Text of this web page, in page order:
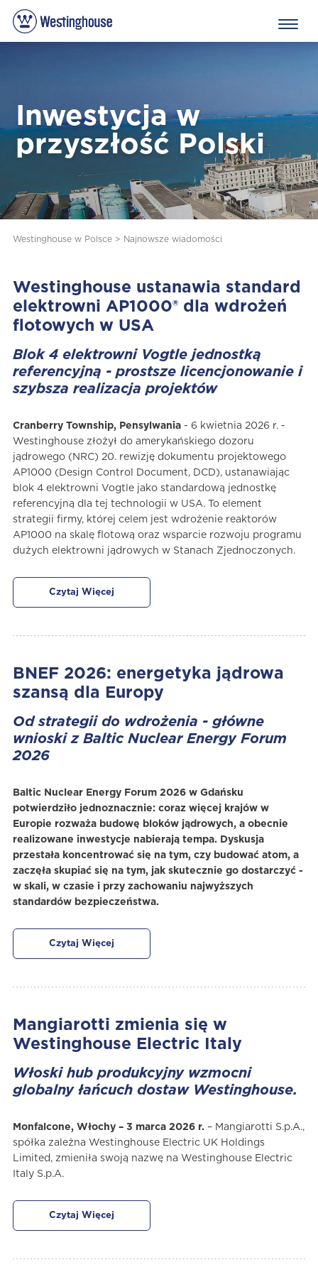
Inwestycja w
przyszłość Polski
Westinghouse w Polsce> Najnowsze wiadomości
Westinghouse ustanawia standard
elektrowni AP1000® dla wdrożeń
flotowych w USA
Blok 4 elektrowni Vogtle jednostką
referencyjną - prostsze licencjonowanie i
szybsza realizacja projektów
Cranberry Township, Pensylwania - 6 kwietnia 2026 r. -
Westinghouse złożył do amerykańskiego dozoru
jądrowego (NRC) 20. rewizję dokumentu projektowego
AP1000 (Design Control Document, DCD), ustanawiając
blok 4 elektrowni Vogtle jako standardową jednostkę
referencyjną dla tej technologii w USA. To element
strategii firmy, której celem jest wdrożenie reaktorów
AP1000 na skalę flotową oraz wsparcie rozwoju programu
dużych elektrowni jądrowych w Stanach Zjednoczonych.
Czytaj Więcej
BNEF 2026: energetyka jądrowa
szansą dla Europy
Od strategii do wdrożenia - główne
wnioski z Baltic Nuclear Energy Forum
2026
Baltic Nuclear Energy Forum 2026 w Gdańsku
potwierdziło jednoznacznie: coraz więcej krajów w
Europie rozważa budowę bloków jądrowych, a obecnie
realizowane inwestycje nabierają tempa. Dyskusja
przestała koncentrować się na tym, czy budować atom, a
zaczęła skupiać się na tym, jak skutecznie go dostarczyć -
w skali, w czasie i przy zachowaniu najwyższych
standardów bezpieczeństwa.
Czytaj Więcej
Mangiarotti zmienia się w
Westinghouse Electric Italy
Włoski hub produkcyjny wzmocni
globalny łańcuch dostaw Westinghouse.
Monfalcone, Włochy – 3 marca 2026 r. – Mangiarotti S.p.A.,
spółka zależna Westinghouse Electric UK Holdings
Limited, zmieniła swoją nazwę na Westinghouse Electric
Italy S.p.A.
Czytaj Więcej